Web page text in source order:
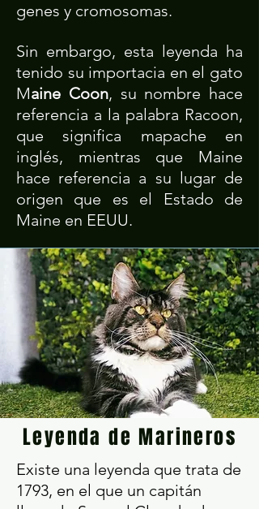
genes y cromosomas.
Sin embargo, esta leyenda ha
tenido su importacia en el gato
Maine Coon, su nombre hace
referencia a la palabra Racoon,
que significa mapache en
inglés, mientras que Maine
hace referencia a su lugar de
origen que es el Estado de
Maine en EEUU.
Leyenda de Marineros
Existe una leyenda que trata de
1793, en el que un capitán